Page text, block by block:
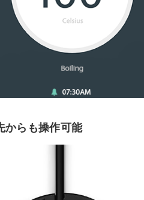
からも操作可能